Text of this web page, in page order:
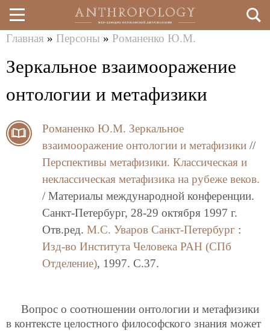
Перейти
к
здесь
Главная » Персоны » Романенко Ю.М.
Зеркальное взаимооражение
онтологии и метафизики
Романенко Ю.М. Зеркальное
взаимооражение онтологии и метафизики //
Перспективы метафизики. Классическая и
неклассическая метафизика на рубеже веков.
/ Материалы международной конференции.
Санкт-Петербург, 28-29 октября 1997 г.
Отв.ред. М.С. Уваров Санкт-Петербург :
Изд-во Института Человека РАН (СПб
Отделение), 1997. C.37.
Вопрос о соотношении онтологии и метафизики
в контексте целостного философского знания может